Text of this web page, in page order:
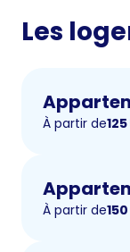
Les
À partir de
À partir de